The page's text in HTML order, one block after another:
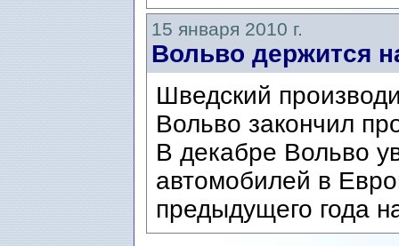
15 января 2010 г.
Вольво держится
Шведский
Вольво закончил
В декабре Вольво
автомобилей в
предыдущего года